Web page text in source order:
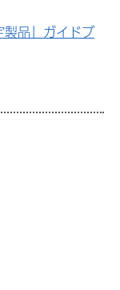
品」ガイドブ